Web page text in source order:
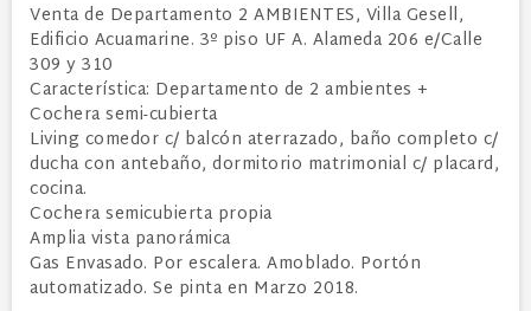
Venta de Departamento 2 AMBIENTES, Villa Gesell,
Edificio Acuamarine. 3º piso UF A. Alameda 206 e/Calle
309 y 310
Característica: Departamento de 2 ambientes +
Cochera semi-cubierta
Living comedor c/ balcón aterrazado, baño completo c/
ducha con antebaño, dormitorio matrimonial c/ placard,
cocina.
Cochera semicubierta propia
Amplia vista panorámica
Gas Envasado. Por escalera. Amoblado. Portón
automatizado. Se pinta en Marzo 2018.